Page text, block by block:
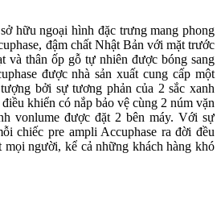
hữu ngoại hình đặc trưng mang phong
đậm chất Nhật Bản với mặt trước
và thân ốp gỗ tự nhiên được bóng sang
được nhà sản xuất cung cấp một
bởi sự tương phản của 2 sắc xanh
khiển có nắp bảo vệ cùng 2 núm vặn
vonlume được đặt 2 bên máy. Với sự
chiếc pre ampli Accuphase ra đời đều
mọi người, kể cả những khách hàng khó